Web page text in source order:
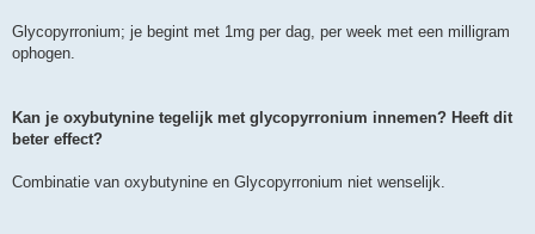
Glycopyrronium; je begint met 1mg per dag, per week met een milligram
ophogen.
Kan je oxybutynine tegelijk met glycopyrronium innemen? Heeft dit
beter effect?
Combinatie van oxybutynine en Glycopyrronium niet wenselijk.